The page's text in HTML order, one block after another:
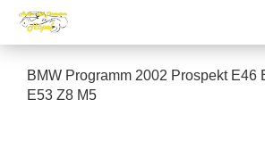
BMW Programm 2002 Prospekt E46
E53 Z8 M5